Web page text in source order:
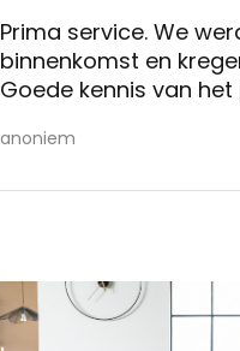
Prima service. We
binnenkomst en
Goede kennis van
anoniem